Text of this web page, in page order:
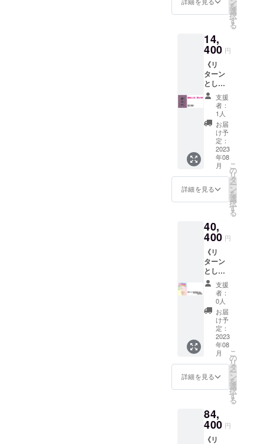
健康法研究
のために来
教育大学大
学院修了
後、愛知医
科大学第一
生理学教室
で研究の傍
ら、旧東海
銀行陸上競
レーナーを
務める
1992年
疑問を持ち
「押すと血
が止まる」
「ツボも
引っ張るべ
き」という
研究と実践
から、皮膚
を引っ張る
ことによっ
て健康と美
に効果的な
メカニズム
確立し、整
術〉」
（定価
円） 書
籍「セ
ルフ整
膚健康
術（美
肌術）
＆セル
フ整心
健康
術」
（定価
1,800
円）
DVD・
書籍の
内容の
職業の
ための
DVD「
新しい
健康法
〈整膚
術〉」
： 今回
のプロ
ジェク
トの始
まりと
なった
１枚で
す。元
ミスイ
ンター
表・鈴
木ひと
を
選
択
す
る
14,
400 円
《リ
ターン
とし
て、以
下の教
材を贈
呈しま
す》
14,400
円 ：
DVD「
新しい
健康法
〈整膚
術〉」
（定価
円） 書
籍「助
健録」
（定価
10,800
円）
《各
DVD・
書籍の
内容の
説明》
車椅子
の方の
職業の
ための
DVD「
新しい
： 今回
のプロ
ジェク
トの始
支援
者：
1人
お届
け予
定：
2023
年08
月
詳細を見る
こ
の
リ
タ
ー
ン
を
選
択
す
る
40,
400 円
《リ
ターン
とし
て、以
下の教
材を贈
呈しま
す》
40,400
円 ：
DVD「
新しい
健康法
〈整膚
術〉」
（定価
円） 書
籍「セ
ルフ整
膚健康
支援
者：
0人
お届
け予
定：
2023
年08
月
詳細を見る
こ
の
リ
タ
ー
ン
を
選
択
す
る
84,
400 円
《リ